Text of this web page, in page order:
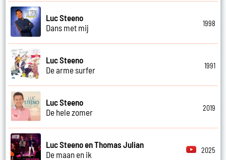
Luc Steeno
Dans met mij
1998
Luc Steeno
De arme surfer
1991
Luc Steeno
De hele zomer
2019
Luc Steeno en Thomas Julian
De maan en ik
2025